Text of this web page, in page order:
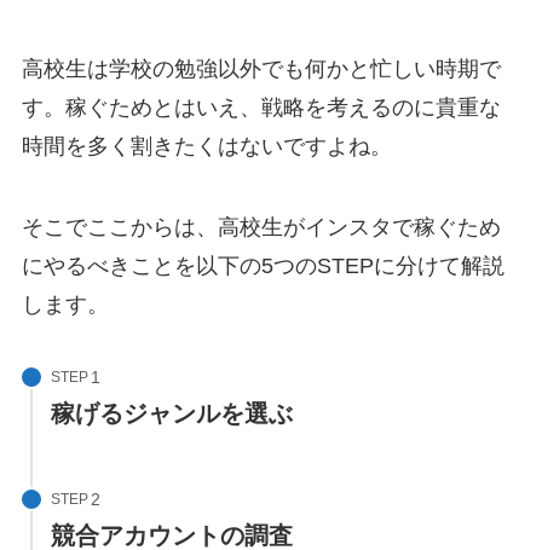
高校生は学校の勉強以外でも何かと忙しい時期で
す。稼ぐためとはいえ、戦略を考えるのに貴重な
時間を多く割きたくはないですよね。
そこでここからは、高校生がインスタで稼ぐため
にやるべきことを以下の5つのSTEPに分けて解説
します。
STEP
稼げるジャンルを選ぶ
STEP
競合アカウントの調査